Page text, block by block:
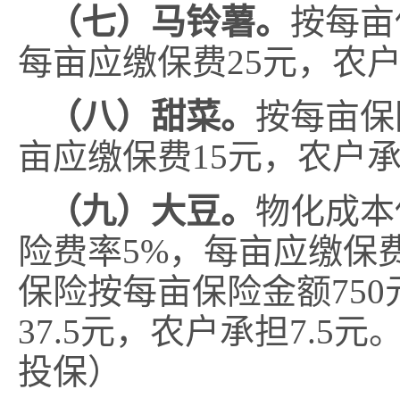
（七）马铃薯。 按每
每亩应缴保费25元， 农
（八） 甜菜。 按每亩
亩应缴保费15元， 农户
（九）大豆。 物化成
险费率5%， 每亩应缴保
保险按每亩保险金额750
37.5元， 农户承担7.5元
投保）